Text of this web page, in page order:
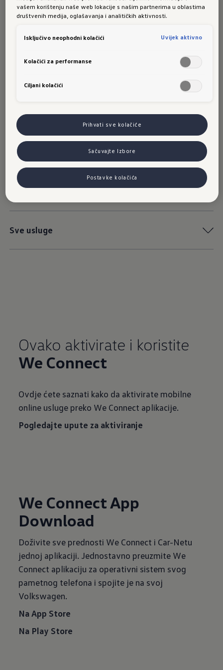
oslonite se na najbolju rutu. S našim pametnim
asistentima dolazite opuštenije do svog cilja.
Zabava
Sigurnost
Pregled vozila
Sve usluge
Ovako aktivirate i koristite
We Connect
Ovdje ćete saznati kako da aktivirate mobilne
online usluge preko We Connect aplikacije.
Pogledajte upute za aktiviranje
We Connect App
Download
Doživite sve prednosti We Connect i Car-Netu
jednoj aplikaciji. Jednostavno preuzmite We
Connect aplikaciju za operativni sistem svog
pametnog telefona i spojite je na svoj
Volkswagen.
Na App Store
Na Play Store
vašem korištenju naše web lokacije s našim partnerima u oblastima
društvenih medija, oglašavanja i analitičkih aktivnosti.
Isključivo neophodni kolačići Uvijek aktivno
Kolačići za performanse
Ciljani kolačići
Prihvati sve kolačiće
Sačuvajte Izbore
Postavke kolačića